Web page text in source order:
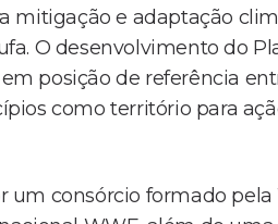
mitigação e adaptação
O desenvolvimento do
posição de referência
como território para
consórcio formado pela